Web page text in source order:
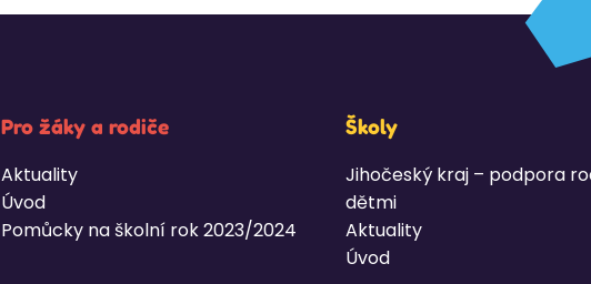
Pro žáky a rodiče
Aktuality
Úvod
Pomůcky na školní rok 2023/2024
Školy
Jihočeský kraj – podpora
dětmi
Aktuality
Úvod